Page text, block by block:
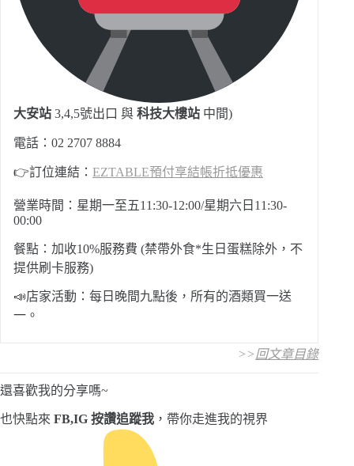
大安站 3,4,5號出口 與 科技大樓站 中間)
電話：02 2707 8884
👉訂位連結： EZTABLE預付享結帳折抵優惠
營業時間：星期一至五11:30-12:00/星期六日11:30-
00:00
餐點：加收10%服務費 (禁帶外食*生日蛋糕除外，不
提供刷卡服務)
📣店家活動：每日晚間九點後，所有的酒類買一送
一。
>>回文章目錄
還喜歡我的分享嗎~
也快點來 FB,IG 按讚追蹤我 ，帶你走進我的視界